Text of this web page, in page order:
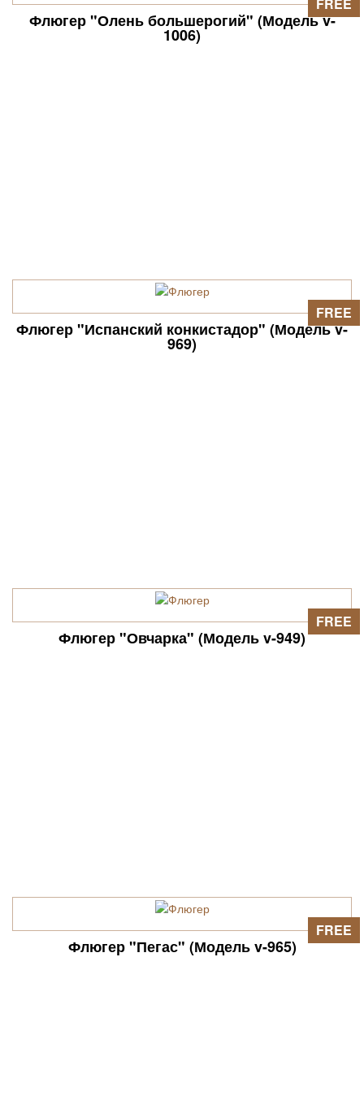
Флюгер "Олень большерогий" (Модель v-
1006)
Флюгер "Испанский конкистадор" (Модель v-
969)
FREE
Флюгер "Овчарка" (Модель v-949)
FREE
Флюгер "Пегас" (Модель v-965)
FREE